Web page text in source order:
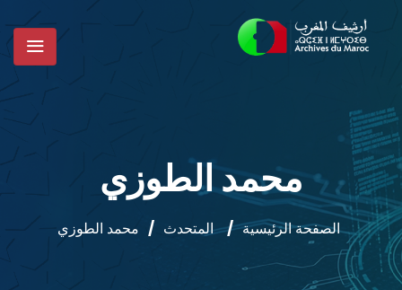
محمد الطوزي
الصفحة الرئيسية / المتحدث / محمد الطوزي